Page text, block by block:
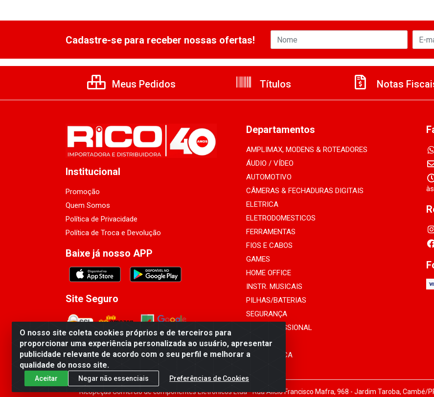
O nosso site coleta cookies próprios e de terceiros para
proporcionar uma experiência personalizada ao usuário, apresentar
publicidade relevante de acordo com o seu perfil e melhorar a
qualidade do nosso site.
Aceitar Negar não essenciais Preferências de Cookies
Cadastre-se para receber nossas ofertas!
Meus Pedidos Títulos Notas
Institucional
Promoção
Quem Somos
Política de Privacidade
Política de Troca e Devolução
Baixe já nosso APP
Site Seguro
Departamentos
AMPLIMAX, MODENS & ROTEADORES
ÁUDIO / VÍDEO
AUTOMOTIVO
CÂMERAS & FECHADURAS DIGITAIS
ELETRICA
ELETRODOMESTICOS
FERRAMENTAS
FIOS E CABOS
GAMES
HOME OFFICE
INSTR. MUSICAIS
PILHAS/BATERIAS
SEGURANÇA
SOM PROFISSIONAL
TELEFONIA
INFORMÁTICA
Ricopeças Comércio de componentes Eletrônicos Ltda - Rua Alicio Francisco Mafra, 968 - Jardim Taroba, Cambé/